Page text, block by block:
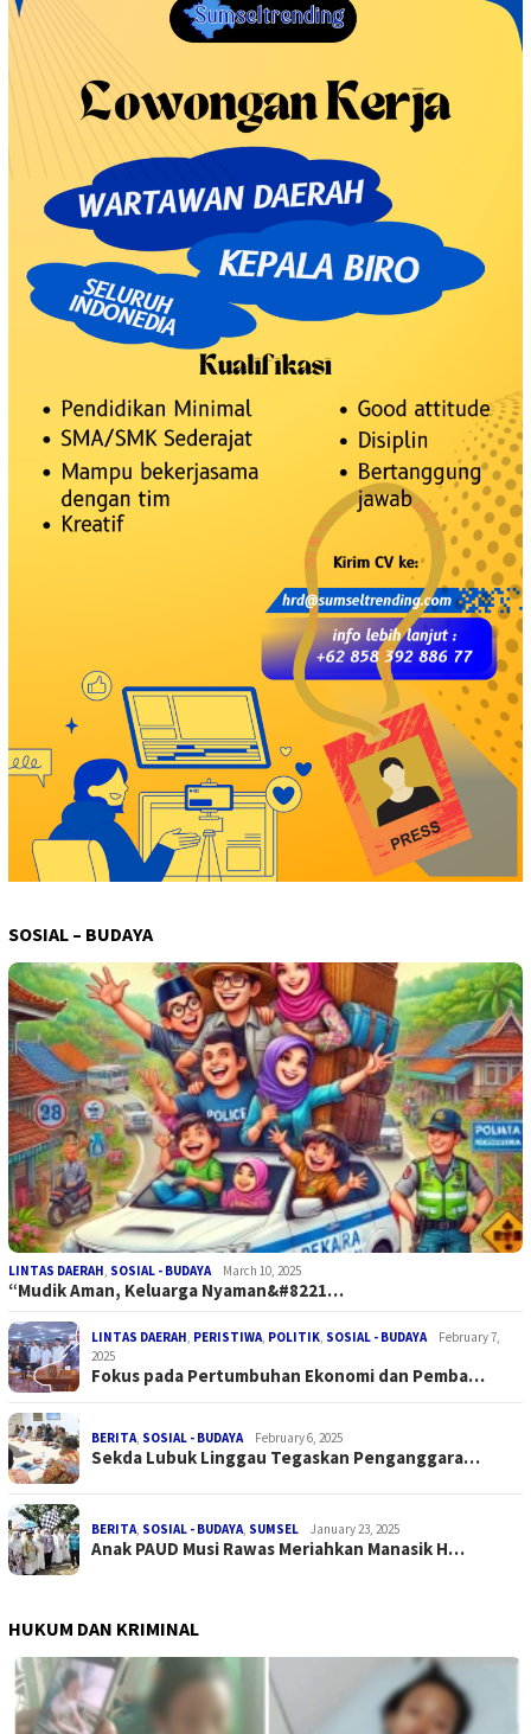
SOSIAL – BUDAYA
LINTAS DAERAH, SOSIAL - BUDAYA March 10, 2025
“Mudik Aman, Keluarga Nyaman&#8221…
LINTAS DAERAH, PERISTIWA, POLITIK, SOSIAL - BUDAYA
February 7,
2025
Fokus pada Pertumbuhan Ekonomi dan Pemba…
BERITA, SOSIAL - BUDAYA February 6, 2025
Sekda Lubuk Linggau Tegaskan Penganggara…
BERITA, SOSIAL - BUDAYA, SUMSEL January 23, 2025
Anak PAUD Musi Rawas Meriahkan Manasik H…
HUKUM DAN KRIMINAL